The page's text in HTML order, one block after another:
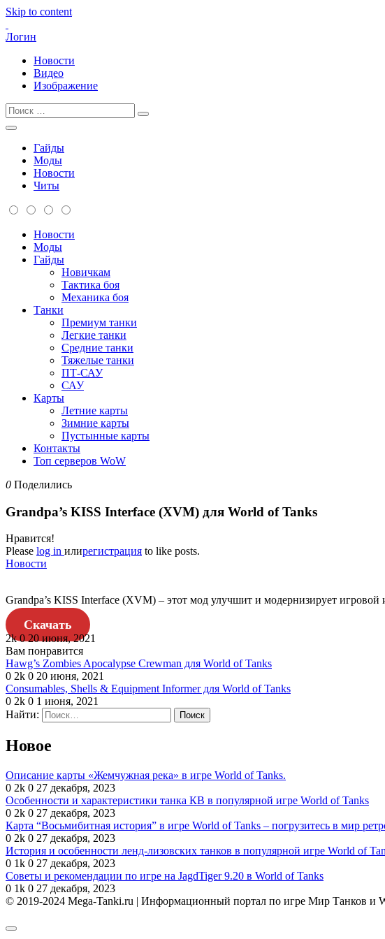
Skip to content
Логин
Новости
Видео
Изображение
Гайды
Моды
Новости
Читы
Новости
Моды
Гайды
Новичкам
Тактика боя
Механика боя
Танки
Премиум танки
Легкие танки
Средние танки
Тяжелые танки
ПТ-САУ
САУ
Карты
Летние карты
Зимние карты
Пустынные карты
Контакты
Топ серверов WoW
0 Поделились
Grandpa’s KISS Interface (XVM) для World of Tanks
Нравится!
Please log in илирегистрация to like posts.
Новости
Grandpa’s KISS Interface (XVM) – этот мод улучшит и модернизирует игровой
Скачать
2k 020 июня, 2021
Вам понравится
Hawg’s Zombies Apocalypse Crewman для World of Tanks
0 2k 0 20 июня, 2021
Consumables, Shells & Equipment Informer для World of Tanks
0 2k 0 1 июня, 2021
Найти:
Новое
Описание карты «Жемчужная река» в игре World of Tanks.
0 2k 0 27 декабря, 2023
Особенности и характеристики танка КВ в популярной игре World of Tanks
0 2k 0 27 декабря, 2023
Карта “Восьмибитная история” в игре World of Tanks – погрузитесь в мир
0 2k 0 27 декабря, 2023
История и особенности ленд-лизовских танков в популярной игре World of
0 1k 0 27 декабря, 2023
Советы и рекомендации по игре на JagdTiger 9.20 в World of Tanks
0 1k 0 27 декабря, 2023
© 2019-2024 Mega-Tanki.ru | Информационный портал по игре Мир Танков и